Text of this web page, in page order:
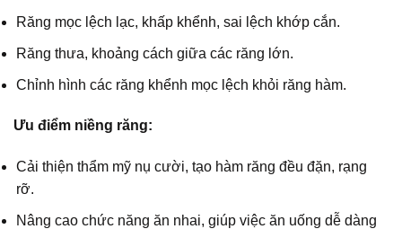
Răng mọc lệch lạc, khấp khểnh, sai lệch khớp cắn.
Răng thưa, khoảng cách giữa các răng lớn.
Chỉnh hình các răng khểnh mọc lệch khỏi răng hàm.
Ưu điểm niềng răng:
Cải thiện thẩm mỹ nụ cười, tạo hàm răng đều đặn, rạng
rỡ.
Nâng cao chức năng ăn nhai, giúp việc ăn uống dễ dàng